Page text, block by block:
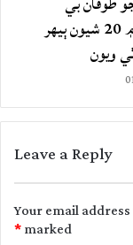
قابو،هفتي ۾ 20 شيون ٻيهر
ويون
Leave a Reply
Your email
marked
*